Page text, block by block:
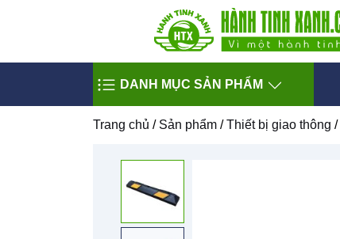
DANH MỤC SẢN PHẨM
Trang chủ / Sản phẩm /Thiết bị giao thông /